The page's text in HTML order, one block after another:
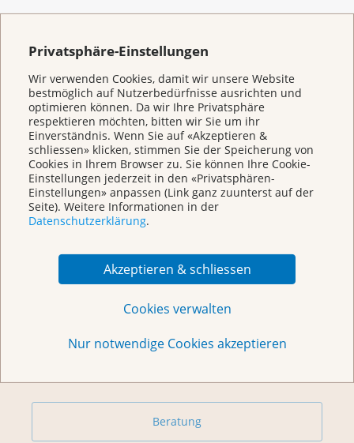
Privatsphäre-Einstellungen
Wir verwenden Cookies, damit wir unsere Website
bestmöglich auf Nutzerbedürfnisse ausrichten und
optimieren können. Da wir Ihre Privatsphäre
respektieren möchten, bitten wir Sie um ihr
Einverständnis. Wenn Sie auf «Akzeptieren &
schliessen» klicken, stimmen Sie der Speicherung von
Cookies in Ihrem Browser zu. Sie können Ihre Cookie-
Einstellungen jederzeit in den «Privatsphären-
Einstellungen» anpassen (Link ganz zuunterst auf der
Seite). Weitere Informationen in der
Datenschutzerklärung.
Akzeptieren & schliessen
Cookies verwalten
Nur notwendige Cookies akzeptieren
Montag – Freitag: 10 – 18 Uhr
E-Mail
mailto:krebsinfo@krebsliga.ch
Chat
KrebsInfo
Montag – Freitag: 10 – 18 Uhr
Beratung